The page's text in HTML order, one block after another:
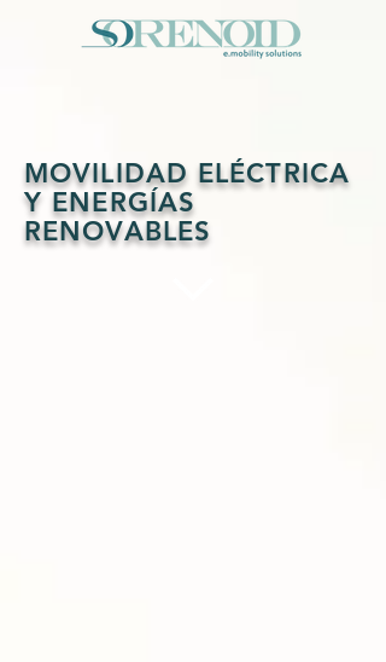
MOVILIDAD ELÉCTRICA
Y ENERGÍAS
RENOVABLES